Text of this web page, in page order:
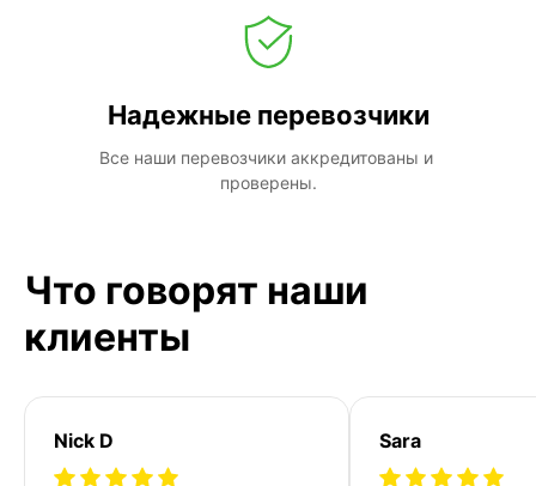
Надежные перевозчики
Все наши перевозчики аккредитованы и
проверены.
Что говорят наши
клиенты
Nick D Sara